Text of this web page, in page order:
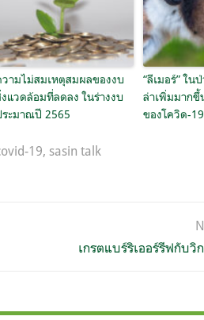
ามไม่สมเหตุสมผลของงบ
แวดล้อมที่ลดลง ในร่างงบ
ะมาณปี 2565
“ลีเมอร์” ใน
ล่าเพิ่มมากขึ้
ของโควิด-19
19, sasin talk
เกรตแบร์ริเออร์รีฟกับ